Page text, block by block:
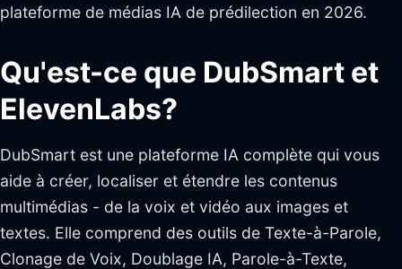
plateforme de médias IA de prédilection en 2026.
Qu'est-ce que DubSmart et
ElevenLabs?
DubSmart est une plateforme IA complète qui vous
aide à créer, localiser et étendre les contenus
multimédias - de la voix et vidéo aux images et
textes. Elle comprend des outils de Texte-à-Parole,
Clonage de Voix, Doublage IA, Parole-à-Texte,